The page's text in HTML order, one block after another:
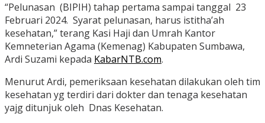
“Pelunasan (BIPIH) tahap pertama sampai tanggal 23
Februari 2024. Syarat pelunasan, harus istitha’ah
kesehatan,” terang Kasi Haji dan Umrah Kantor
Kemneterian Agama (Kemenag) Kabupaten Sumbawa,
Ardi Suzami kepada KabarNTB.com.
Menurut Ardi, pemeriksaan kesehatan dilakukan oleh tim
kesehatan yg terdiri dari dokter dan tenaga kesehatan
yajg ditunjuk oleh Dnas Kesehatan.